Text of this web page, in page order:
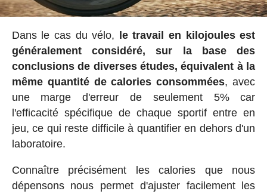
Dans le cas du vélo, le travail en kilojoules est
généralement considéré, sur la base des
conclusions de diverses études, équivalent à la
même quantité de calories consommées, avec
une marge d'erreur de seulement 5% car
l'efficacité spécifique de chaque sportif entre en
jeu, ce qui reste difficile à quantifier en dehors d'un
laboratoire.
Connaître précisément les calories que nous
dépensons nous permet d'ajuster facilement les